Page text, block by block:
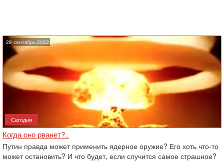
28 сентябрь 2022
Сегодня
Когда оно рванет?..
Путин правда может применить ядерное оружие? Его хоть что-то
может остановить? И что будет, если случится самое страшное?